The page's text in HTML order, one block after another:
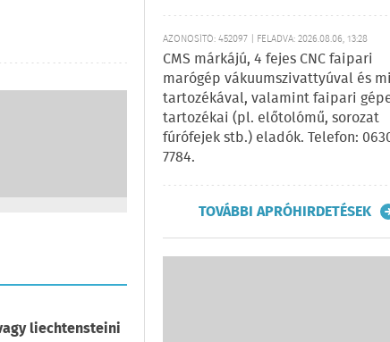
liechtensteini
AZONOSÍTÓ: 452097 | FELADVA: 2026.08.06, 13:28
CMS márkájú, 4 fejes CNC faipari
marógép vákuumszivattyúval és
tartozékával, valamint faipari
tartozékai (pl. előtolómű, sorozat
fúrófejek stb.) eladók. Telefon:
7784.
TOVÁBBI APRÓHIRDETÉSEK